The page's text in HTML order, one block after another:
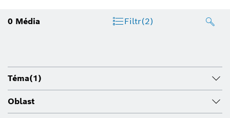
0 Média Filtr(2)
Téma(1)
Oblast